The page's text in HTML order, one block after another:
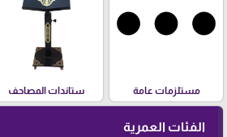
مستلزمات عامة ستاندات المصاحف
الفئات العمرية